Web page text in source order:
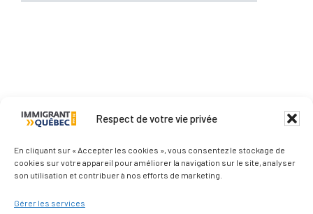
Respect de votre vie privée
En cliquant sur « Accepter les cookies », vous consentez le stockage de
cookies sur votre appareil pour améliorer la navigation sur le site, analyser
son utilisation et contribuer à nos efforts de marketing.
Gérer les services
Qui sommes-nous ?